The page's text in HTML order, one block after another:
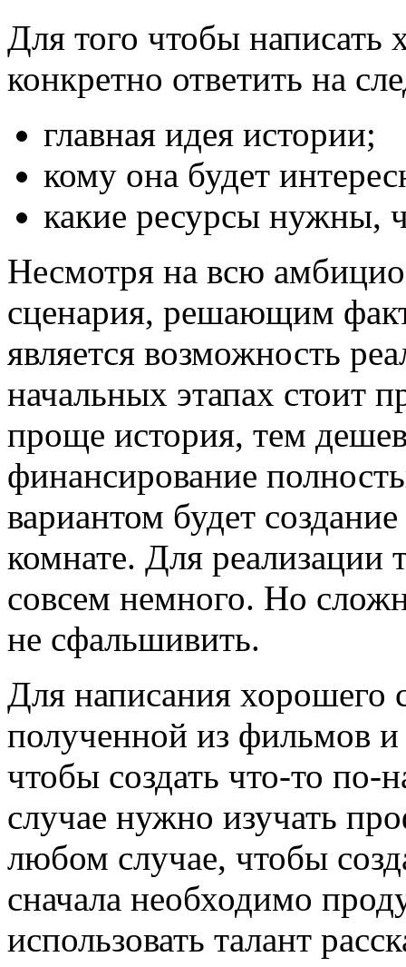
Для того чтобы
конкретно ответить на
главная идея истории;
кому она будет
какие ресурсы нужны,
Несмотря на всю
сценария, решающим
является возможность
начальных этапах стоит
проще история, тем
финансирование
вариантом будет
комнате. Для реализации
совсем немного. Но
не сфальшивить.
Для написания хорошего
полученной из фильмов
чтобы создать что-то по-
случае нужно изучать
любом случае, чтобы
сначала необходимо
использовать талант